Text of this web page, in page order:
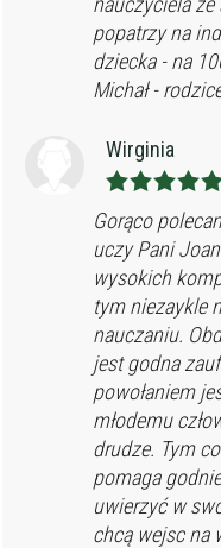
popatrzy na
dziecka - na
Michał -
Wirginia
Gorąco
uczy Pani
wysokich
tym niezaykle
nauczaniu.
jest godna
powołaniem
młodemu
drudze. Tym
pomaga
uwierzyć w
chcą wejsc na